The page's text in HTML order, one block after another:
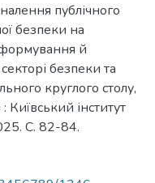
публічного
безпеки на
й
безпеки та
круглого столу,
інститут
С. 82-84.